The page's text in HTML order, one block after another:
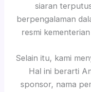
siaran
berpengalaman
resmi
Selain itu, kami
Hal ini berarti
sponsor, nama